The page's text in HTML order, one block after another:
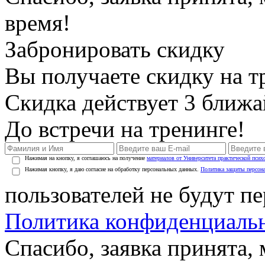
время!
Забронировать скидку
Вы получаете скидку на
Скидка действует 3
До встречи на тренинге!
Нажимая на кнопку, я соглашаюсь на получение материалов от Университета практической
Нажимая кнопку, я даю согласие на обработку персональных данных. Политика защиты
пользователей не будут
Политика
Спасибо, заявка